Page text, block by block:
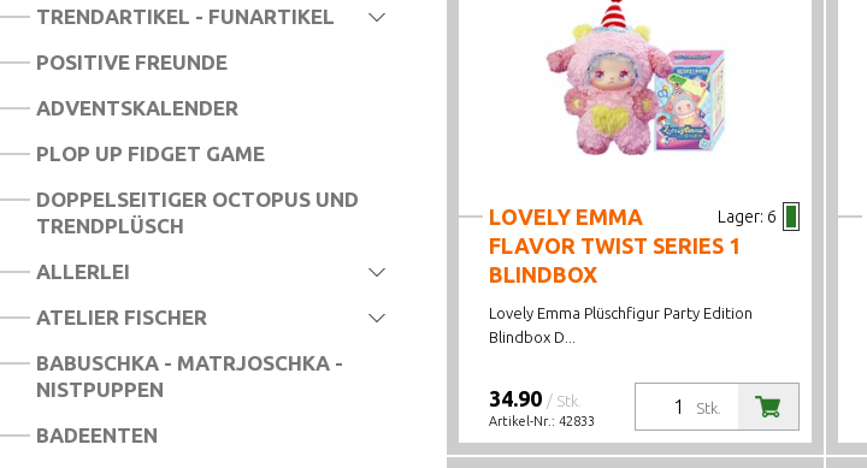
TRENDARTIKEL - FUNARTIKEL
POSITIVE FREUNDE
ADVENTSKALENDER
PLOP UP FIDGET GAME
DOPPELSEITIGER OCTOPUS UND
TRENDPLÜSCH
MIRACULOUS
OSTERN
PANINI UND SAMMELALBUM
PAW PATROL
ALLERLEI
ATELIER FISCHER
BABUSCHKA - MATRJOSCHKA -
NISTPUPPEN
BADEENTEN
Lager: 6
LOVELY EMMA
FLAVOR TWIST SERIES 1
BLINDBOX
Lovely Emma Plüschfigur Party Edition
Blindbox D...
Stk.
34.90 / Stk.
Artikel-Nr.: 42833